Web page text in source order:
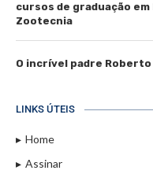
cursos de graduação
Zootecnia
O incrível padre Roberto
LINKS ÚTEIS
Home
Assinar